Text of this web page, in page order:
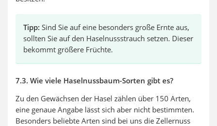
Tipp: Sind Sie auf eine besonders große Ernte aus,
sollten Sie auf den Haselnussstrauch setzen. Dieser
bekommt größere Früchte.
7.3. Wie viele Haselnussbaum-Sorten gibt es?
Zu den Gewächsen der Hasel zählen über 150 Arten,
eine genaue Angabe lässt sich aber nicht bestimmten.
Besonders beliebte Arten sind bei uns die Zellernuss